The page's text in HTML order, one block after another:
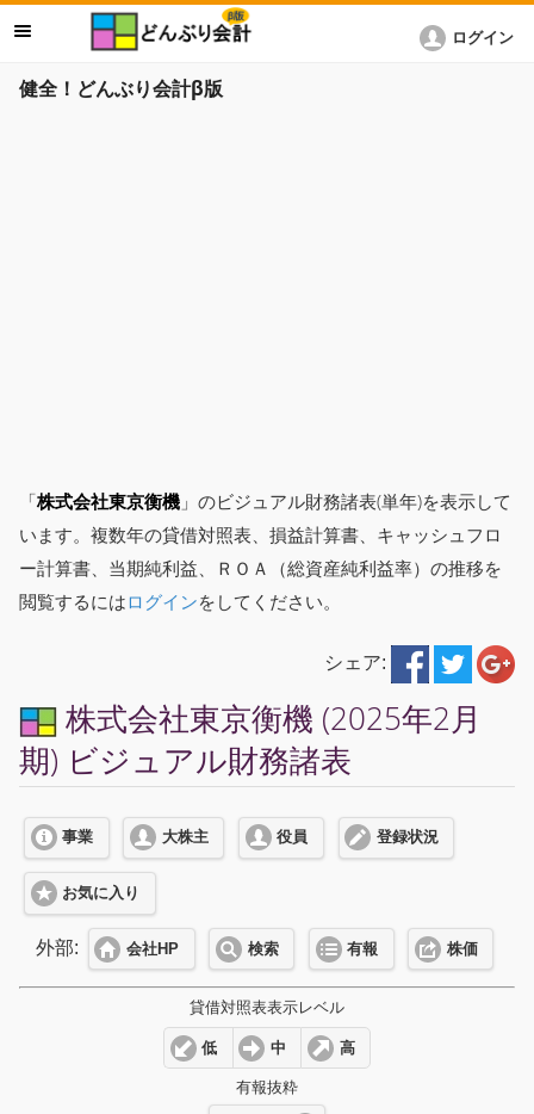
健全！どんぶり会計β版
ログイン
「株式会社東京衡機 」のビジュアル財務諸表(単年)を表示して
います。複数年の貸借対照表、損益計算書、キャッシュフロ
ー計算書、当期純利益、ＲＯＡ（総資産純利益率）の推移を
閲覧するにはログインをしてください。
シェア:
株式会社東京衡機 (2025年2月
期) ビジュアル財務諸表
事業 大株主 役員 登録状況
お気に入り
外部: 会社HP 検索 有報 株価
貸借対照表表示レベル
低 中 高
有報抜粋